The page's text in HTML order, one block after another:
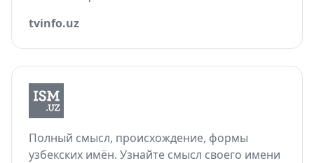
tvinfo.uz
Полный смысл, происхождение, формы
узбекских имён. Узнайте смысл своего имени